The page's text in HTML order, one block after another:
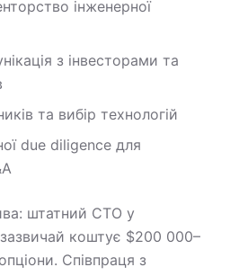
інженерної
з інвесторами та
та вибір технологій
due diligence для
штатний CTO у
коштує $200 000–
Співпраця з